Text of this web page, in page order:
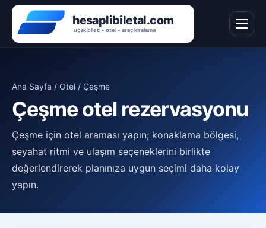
Ana Sayfa / Otel / Çeşme
Çeşme otel rezervasyonu
Çeşme için otel araması yapın; konaklama bölgesi,
seyahat ritmi ve ulaşım seçeneklerini birlikte
değerlendirerek planınıza uygun seçimi daha kolay
yapın.